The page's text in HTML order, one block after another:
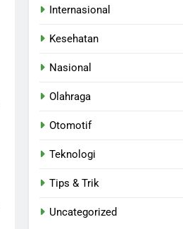
Internasional
Kesehatan
Nasional
Olahraga
Otomotif
Teknologi
Tips & Trik
Uncategorized